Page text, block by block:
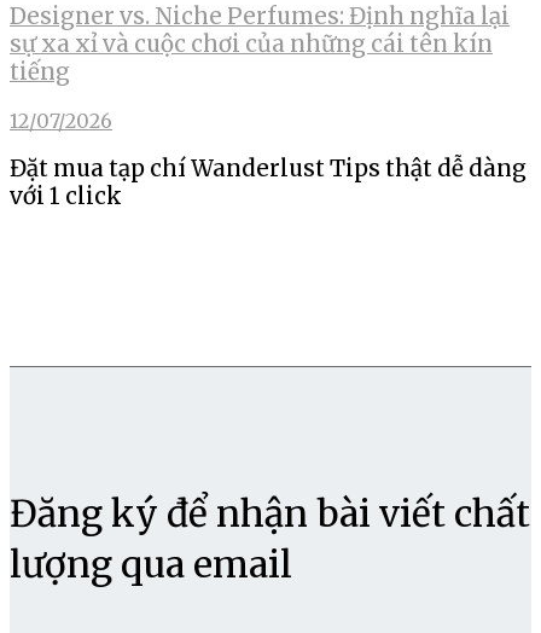
Designer vs. Niche Perfumes: Định nghĩa lại
sự xa xỉ và cuộc chơi của những cái tên kín
tiếng
12/07/2026
Đặt mua tạp chí Wanderlust Tips thật dễ dàng
với 1 click
Đăng ký để nhận bài viết chất
lượng qua email